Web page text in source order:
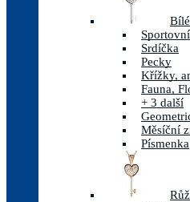
Sportovní
Srdíčka
Pecky
Křížky,
Fauna,
+ 3 další
Měsíční
Písmenka